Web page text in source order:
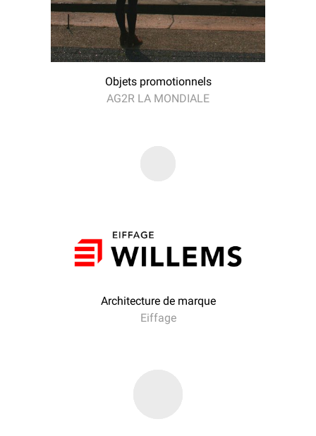
Objets promotionnels
AG2R LA MONDIALE
Architecture de marque
Eiffage